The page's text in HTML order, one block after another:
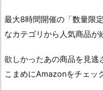
最大8時間開催の「数量限
なカテゴリから人気商品が
欲しかったあの商品を見逃
こまめにAmazonをチェッ